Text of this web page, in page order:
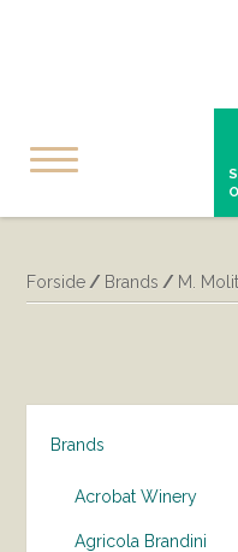
Forside / Brands / M.
Brands
Acrobat Winery
Agricola Brandini